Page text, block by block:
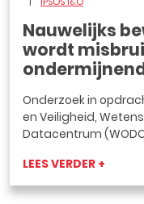
Nauwelijks
wordt
Onderzoek in
en Veiligheid,
Datacentrum
LEES VERDER +